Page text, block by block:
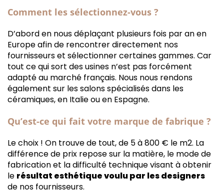
Comment les sélectionnez-vous ?
D’abord en nous déplaçant plusieurs fois par an en
Europe afin de rencontrer directement nos
fournisseurs et sélectionner certaines gammes. Car
tout ce qui sort des usines n’est pas forcément
adapté au marché français. Nous nous rendons
également sur les salons spécialisés dans les
céramiques, en Italie ou en Espagne.
Qu’est-ce qui fait votre marque de fabrique ?
Le choix ! On trouve de tout, de 5 à 800 € le m2. La
différence de prix repose sur la matière, le mode de
fabrication et la difficulté technique visant à obtenir
le résultat esthétique voulu par les designers
de nos fournisseurs.